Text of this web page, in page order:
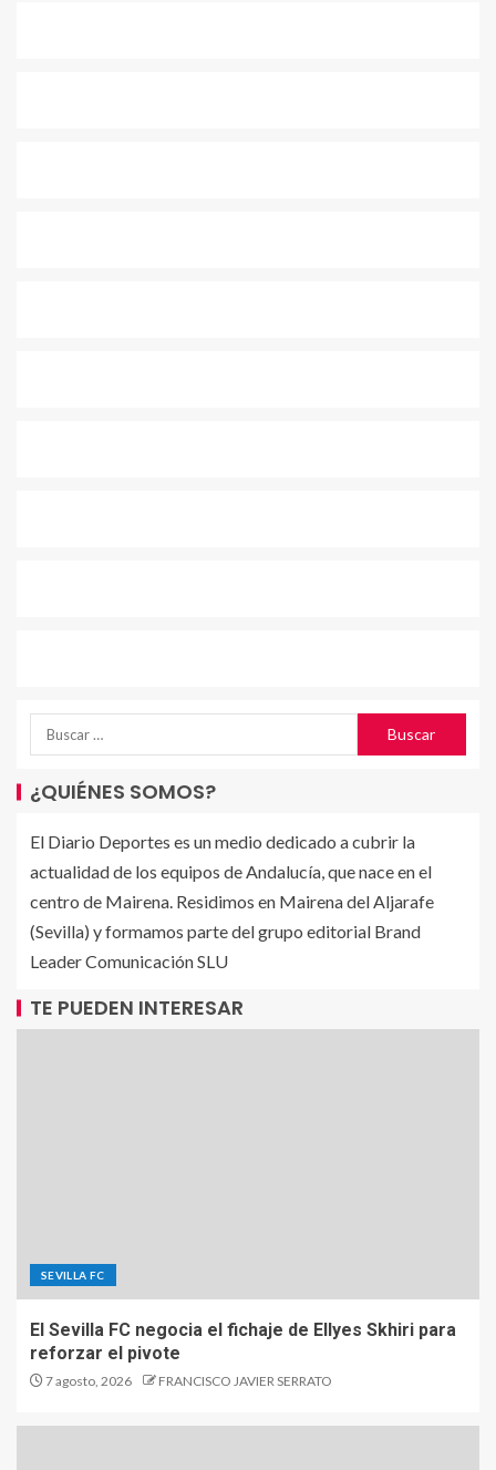
¿QUIÉNES SOMOS?
El Diario Deportes es un medio dedicado a cubrir la
actualidad de los equipos de Andalucía, que nace en el
centro de Mairena. Residimos en Mairena del Aljarafe
(Sevilla) y formamos parte del grupo editorial Brand
Leader Comunicación SLU
TE PUEDEN INTERESAR
SEVILLA FC
El Sevilla FC negocia el fichaje de Ellyes Skhiri para
reforzar el pivote
7 agosto, 2026 FRANCISCO JAVIER SERRATO